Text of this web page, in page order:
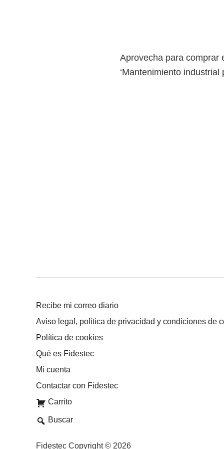
Aprovecha para comprar
‘Mantenimiento industrial
Recibe mi correo diario
Aviso legal, política de privacidad y condiciones de
Política de cookies
Qué es Fidestec
Mi cuenta
Contactar con Fidestec
Carrito
Buscar
Fidestec Copyright © 2026